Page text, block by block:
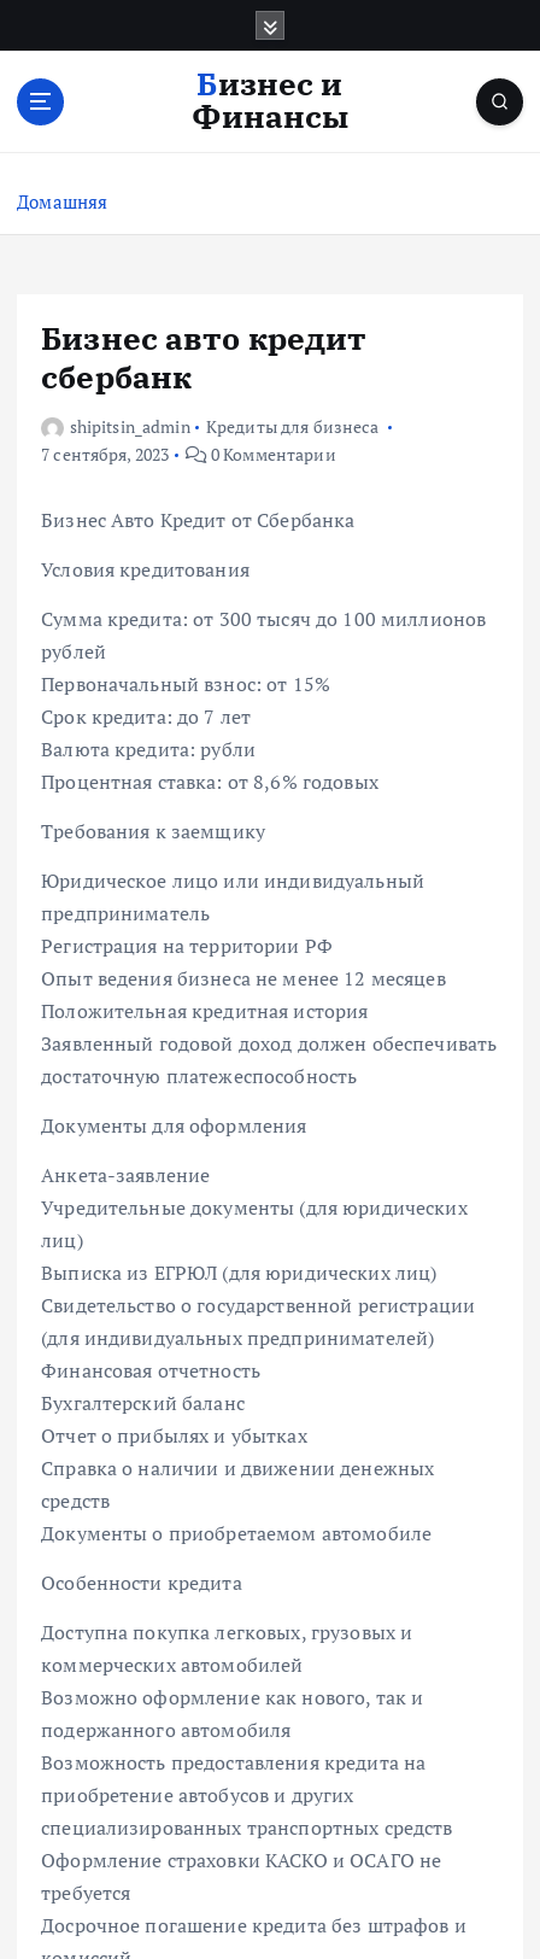
с
Бизнес и
Финансы
Домашняя
Бизнес авто кредит
сбербанк
shipitsin_admin
Кредиты для бизнеса
7 сентября, 2023
0 Комментарии
Бизнес Авто Кредит от Сбербанка
Условия кредитования
Сумма кредита: от 300 тысяч до 100 миллионов
рублей
Первоначальный взнос: от 15%
Срок кредита: до 7 лет
Валюта кредита: рубли
Процентная ставка: от 8,6% годовых
Требования к заемщику
Юридическое лицо или индивидуальный
предприниматель
Регистрация на территории РФ
Опыт ведения бизнеса не менее 12 месяцев
Положительная кредитная история
Заявленный годовой доход должен обеспечивать
достаточную платежеспособность
Документы для оформления
Анкета-заявление
Учредительные документы (для юридических
лиц)
Выписка из ЕГРЮЛ (для юридических лиц)
Свидетельство о государственной регистрации
(для индивидуальных предпринимателей)
Финансовая отчетность
Бухгалтерский баланс
Отчет о прибылях и убытках
Справка о наличии и движении денежных
средств
Документы о приобретаемом автомобиле
Особенности кредита
Доступна покупка легковых, грузовых и
коммерческих автомобилей
Возможно оформление как нового, так и
подержанного автомобиля
Возможность предоставления кредита на
приобретение автобусов и других
специализированных транспортных средств
Оформление страховки КАСКО и ОСАГО не
требуется
Досрочное погашение кредита без штрафов и